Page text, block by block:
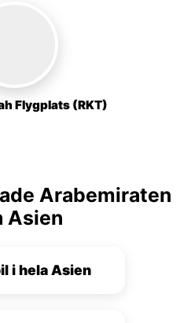
Flygplats (RKT)
Arabemiraten
Asien
i hela Asien